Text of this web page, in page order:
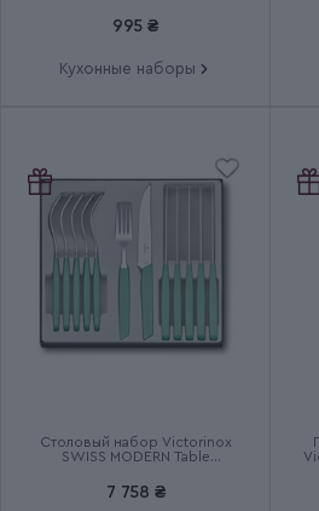
995 ₴
Кухонные наборы
Столовый набор Victorinox
SWISS MODERN Table
7 758 ₴